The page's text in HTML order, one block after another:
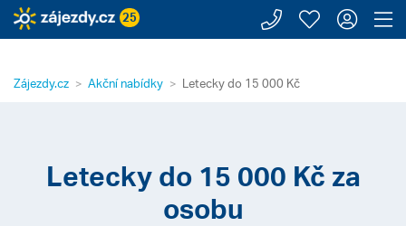
25 Zavolejte
Moje
Zájezdy.cz Akční nabídky Letecky do 15 000 Kč
Letecky do 15 000 Kč za
osobu